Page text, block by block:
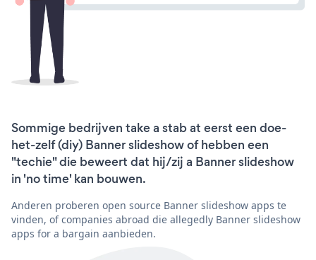
Sommige bedrijven take a stab at eerst een doe-
het-zelf (diy) Banner slideshow of hebben een
"techie" die beweert dat hij/zij a Banner slideshow
in 'no time' kan bouwen.
Anderen proberen open source Banner slideshow apps te
vinden, of companies abroad die allegedly Banner slideshow
apps for a bargain aanbieden.